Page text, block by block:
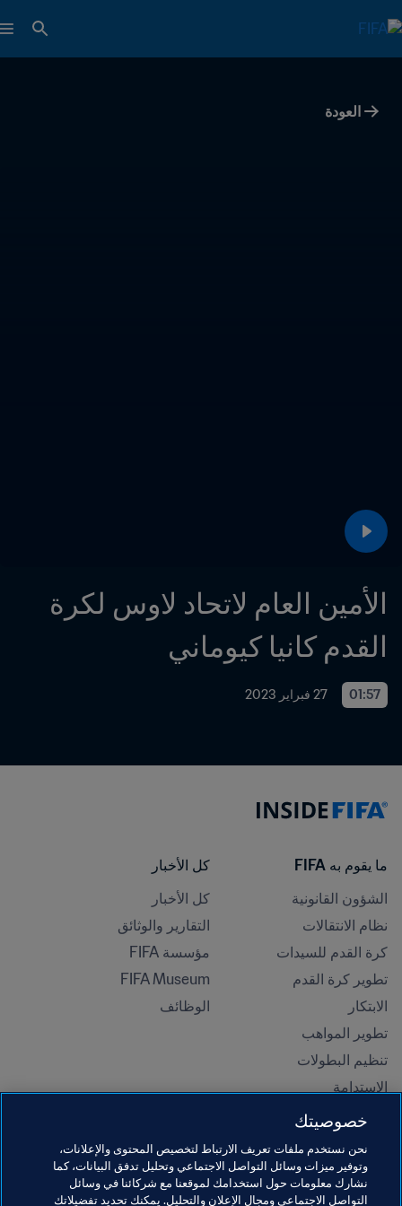
العودة
القدم كانيا كيوماني
01:57 27 فبراير 2023
ما يقوم به FIFA
الشؤون القانونية
نظام الانتقالات
كرة القدم للسيدات
تطوير كرة القدم
الابتكار
تطوير المواهب
تنظيم البطولات
الاستدامة
حقوق الإنسان ومناهضة التمييز
المبادرات التعليمية
كل الأخبار
كل الأخبار
التقارير والوثائق
مؤسسة FIFA
FIFA Museum
الوظائف
خصوصيتك
نحن نستخدم ملفات تعريف الارتباط لتخصيص المحتوى والإعلانات،
وتوفير ميزات وسائل التواصل الاجتماعي وتحليل تدفق البيانات، كما
نشارك معلومات حول استخدامك لموقعنا مع شركائنا في وسائل
التواصل الاجتماعي ومجال الإعلان والتحليل. يمكنك تحديد تفضيلاتك